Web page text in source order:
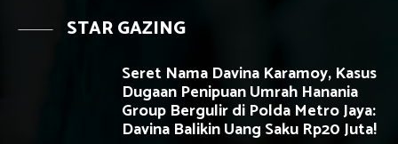
STAR GAZING
Seret Nama Davina Karamoy, Kasus
Dugaan Penipuan Umrah Hanania
Group Bergulir di Polda Metro Jaya:
Davina Balikin Uang Saku Rp20 Juta!